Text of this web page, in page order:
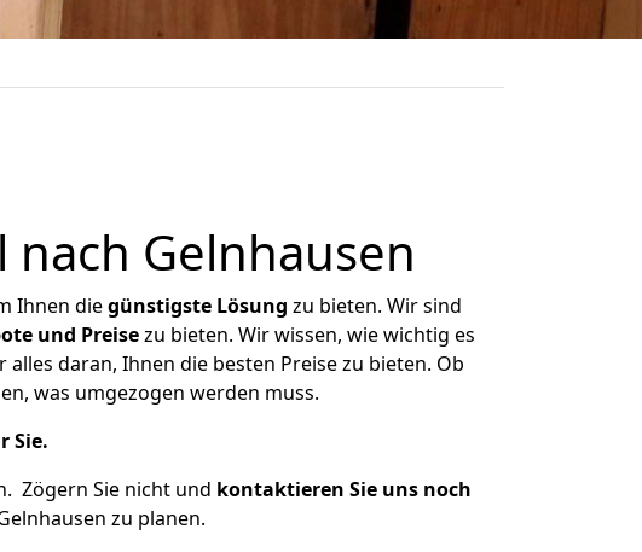
Gelnhausen
Ihnen diegünstigste Lösung zu bieten. Wir sind
und Preisezu bieten. Wir wissen, wie wichtig es
daran, Ihnen die besten Preise zu bieten. Ob
was umgezogen werden muss.
Sie.
Zögern Sie nicht und kontaktieren Sie uns noch
zu planen.